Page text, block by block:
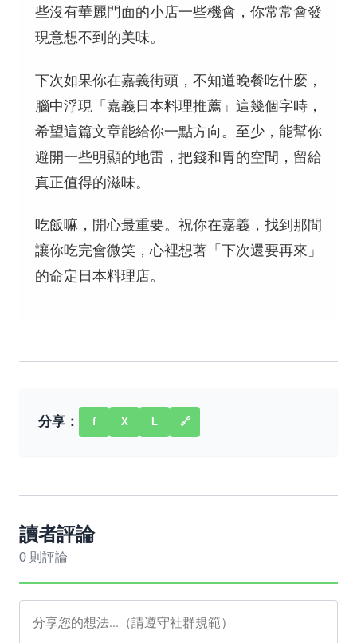
些沒有華麗門面的小店一些機會，你常常會發
現意想不到的美味。
下次如果你在嘉義街頭，不知道晚餐吃什麼，
腦中浮現「嘉義日本料理推薦」這幾個字時，
希望這篇文章能給你一點方向。至少，能幫你
避開一些明顯的地雷，把錢和胃的空間，留給
真正值得的滋味。
吃飯嘛，開心最重要。祝你在嘉義，找到那間
讓你吃完會微笑，心裡想著「下次還要再來」
的命定日本料理店。
分享： f X L 🔗
讀者評論
0 則評論